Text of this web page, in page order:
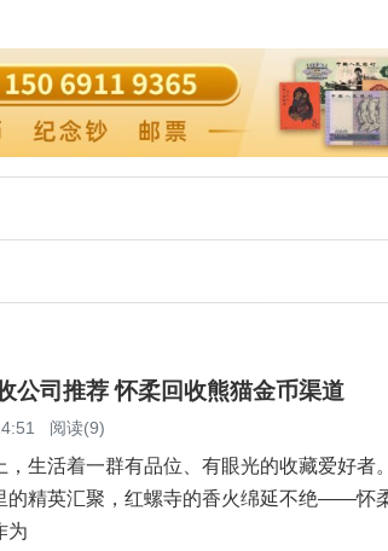
公司推荐 怀柔回收熊猫金币渠道
阅读(9)
生活着一群有品位、有眼光的收藏爱好者
的精英汇聚，红螺寺的香火绵延不绝——怀
为